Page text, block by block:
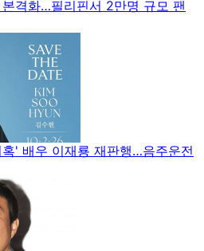
격화…필리핀서 2만명 규모 팬
' 배우 이재룡 재판행…음주운전